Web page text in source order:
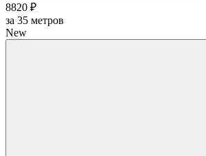
8820 ₽
за 35 метров
New